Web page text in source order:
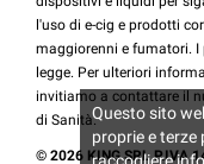
l'uso di e-cig e prodotti
maggiorenni e fumatori.
legge. Per ulteriori
invitiamo a contattare il
di Sanità.
© 2026 KING SRL P.IVA
Questo sito
proprie e terze